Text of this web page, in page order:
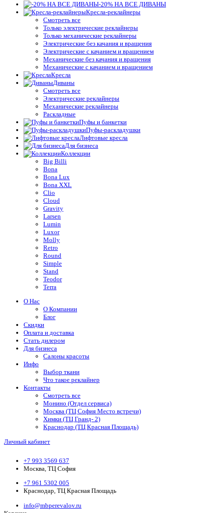
-20% НА ВСЕ ДИВАНЫ
Кресла-реклайнеры
Смотреть все
Только электрические реклайнеры
Только механические реклайнеры
Электрические без качания и вращения
Электрические с качанием и вращением
Механические без качания и вращения
Механические с качанием и вращением
Кресла
Диваны
Смотреть все
Электрические реклайнеры
Механические реклайнеры
Раскладные
Пуфы и банкетки
Пуфы-раскладушки
Лифтовые кресла
Для бизнеса
Коллекции
Big Billi
Bona
Bona Lux
Bona XXL
Clio
Cloud
Gravity
Larsen
Lumin
Luxor
Molly
Retro
Round
Simple
Stand
Teodor
Terra
О Нас
О Компании
Блог
Скидки
Оплата и доставка
Стать дилером
Для бизнеса
Салоны красоты
Инфо
Выбор ткани
Что такое реклайнер
Контакты
Смотреть все
Монино (Отдел сервиса)
Москва (ТЦ София Место встречи)
Химки (ТЦ Гранд- 2)
Краснодар (ТЦ Красная Площадь)
Личный кабинет
+7 993 3569 637
Москва, ТЦ София
+7 961 5302 005
Краснодар, ТЦ Красная Площадь
info@mbperevalov.ru